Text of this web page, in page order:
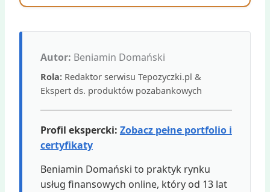
Autor: Beniamin Domański
Rola: Redaktor serwisu Tepozyczki.pl &
Ekspert ds. produktów pozabankowych
Profil ekspercki: Zobacz pełne portfolio i
certyfikaty
Beniamin Domański to praktyk rynku
usług finansowych online, który od 13 lat